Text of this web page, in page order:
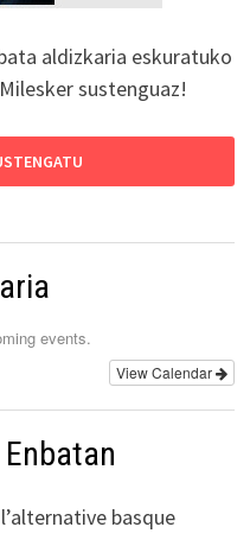
aldizkaria eskuratuko
sustenguaz!
events.
View Calendar
basque